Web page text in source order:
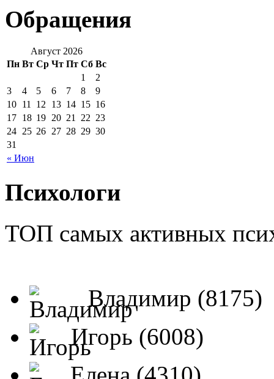
Обращения
Август 2026
Пн Вт Ср Чт Пт Сб Вс
« Июн
1
2
3
4 5 6 7 8
9
10 11 12 13 14 15 16
17 18 19 20 21 22 23
24 25 26 27 28 29 30
31
Психологи
ТОП самых активных
Владимир (8175)
Игорь (6008)